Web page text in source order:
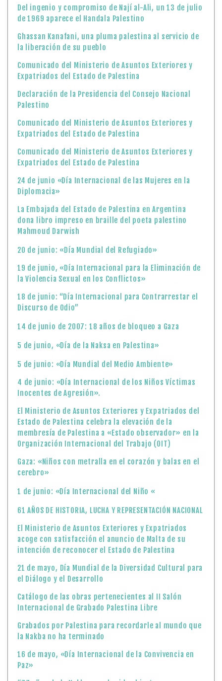
Del ingenio y compromiso de Nají al-Ali, un 13 de julio
de 1969 aparece el Handala Palestino
Ghassan Kanafani, una pluma palestina al servicio de
la liberación de su pueblo
Comunicado del Ministerio de Asuntos Exteriores y
Expatriados del Estado de Palestina
Declaración de la Presidencia del Consejo Nacional
Palestino
Comunicado del Ministerio de Asuntos Exteriores y
Expatriados del Estado de Palestina
Comunicado del Ministerio de Asuntos Exteriores y
Expatriados del Estado de Palestina
24 de junio «Día Internacional de las Mujeres en la
Diplomacia»
La Embajada del Estado de Palestina en Argentina
dona libro impreso en braille del poeta palestino
Mahmoud Darwish
20 de junio: «Día Mundial del Refugiado»
19 de junio, «Día Internacional para la Eliminación de
la Violencia Sexual en los Conflictos»
18 de junio: “Día Internacional para Contrarrestar el
Discurso de Odio”
14 de junio de 2007: 18 años de bloqueo a Gaza
5 de junio, «Día de la Naksa en Palestina»
5 de junio: «Día Mundial del Medio Ambiente»
4 de junio: «Día Internacional de los Niños Víctimas
Inocentes de Agresión».
El Ministerio de Asuntos Exteriores y Expatriados del
Estado de Palestina celebra la elevación de la
membresía de Palestina a «Estado observador» en la
Organización Internacional del Trabajo (OIT)
Gaza: «Niños con metralla en el corazón y balas en el
cerebro»
1 de junio: «Día Internacional del Niño «
61 AÑOS DE HISTORIA, LUCHA Y REPRESENTACIÓN NACIONAL
El Ministerio de Asuntos Exteriores y Expatriados
acoge con satisfacción el anuncio de Malta de su
intención de reconocer el Estado de Palestina
21 de mayo, Día Mundial de la Diversidad Cultural para
el Diálogo y el Desarrollo
Catálogo de las obras pertenecientes al II Salón
Internacional de Grabado Palestina Libre
Grabados por Palestina para recordarle al mundo que
la Nakba no ha terminado
16 de mayo, «Día Internacional de la Convivencia en
Paz»